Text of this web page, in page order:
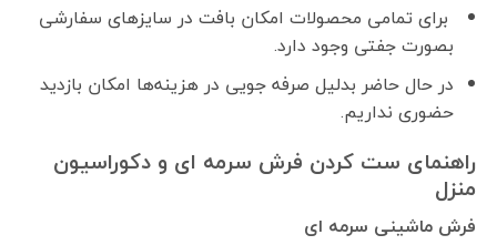
برای تمامی محصولات امکان بافت در سایزهای سفارشی
بصورت جفتی وجود دارد.
در حال حاضر بدلیل صرفه جویی در هزینه‌ها امکان بازدید
حضوری نداریم.
راهنمای ست کردن فرش سرمه ای و دکوراسیون
منزل
فرش ماشینی سرمه ای